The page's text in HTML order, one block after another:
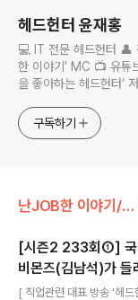
헤드헌터 윤재홍
💻 IT 전문 헤드헌터 👤
한 이야기' MC 📺 유튜
을 좋아하는 헤드헌터’
구독하기
난JOB한 이야기/인터뷰 보기
[시즌2 233회①] 국
비몬즈(김남석)가 들
수입 1부
[ 직업관련 대표 방송 '헤